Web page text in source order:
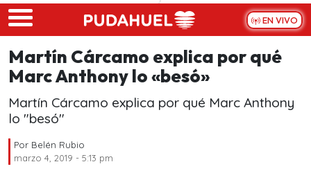
Skip to main content
EN VIVO
Martín Cárcamo explica por qué
Marc Anthony lo «besó»
Martín Cárcamo explica por qué Marc Anthony
lo "besó"
Por Belén Rubio
marzo 4, 2019 - 5:13 pm